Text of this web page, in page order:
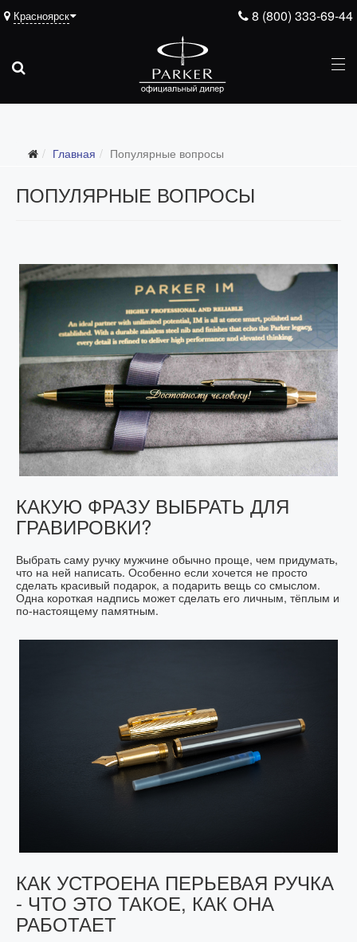
8 (800) 333-69-44
Красноярск
Главная Популярные вопросы
ПОПУЛЯРНЫЕ ВОПРОСЫ
КАКУЮ ФРАЗУ ВЫБРАТЬ ДЛЯ
ГРАВИРОВКИ?
Выбрать саму ручку мужчине обычно проще, чем придумать,
что на ней написать. Особенно если хочется не просто
сделать красивый подарок, а подарить вещь со смыслом.
Одна короткая надпись может сделать его личным, тёплым и
по-настоящему памятным.
КАК УСТРОЕНА ПЕРЬЕВАЯ РУЧКА
- ЧТО ЭТО ТАКОЕ, КАК ОНА
РАБОТАЕТ